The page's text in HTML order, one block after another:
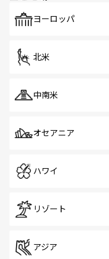
で、ホーカー
ヨーロッパ
北米
中南米
オセアニア
ハワイ
リゾート
アジア